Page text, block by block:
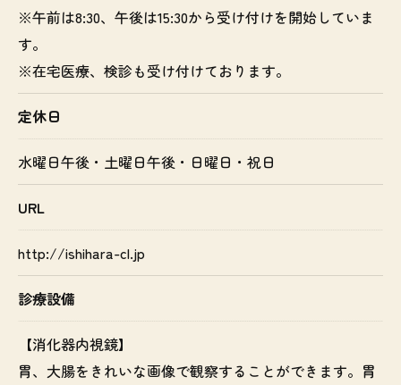
※午前は8:30、午後は15:30から受け付けを開始していま
す。
※在宅医療、検診も受け付けております。
定休日
水曜日午後・土曜日午後・日曜日・祝日
URL
http://ishihara-cl.jp
診療設備
【消化器内視鏡】
胃、大腸をきれいな画像で観察することができます。胃